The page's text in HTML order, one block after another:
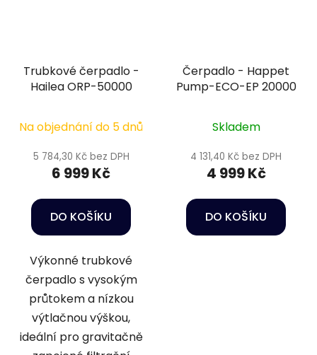
Trubkové čerpadlo -
Hailea ORP-50000
Na objednání do 5 dnů
5 784,30 Kč bez DPH
6 999 Kč
DO KOŠÍKU
Výkonné trubkové
čerpadlo s vysokým
průtokem a nízkou
výtlačnou výškou,
ideální pro gravitačně
Čerpadlo - Happet
Pump-ECO-EP 20000
Skladem
4 131,40 Kč bez DPH
4 999 Kč
DO KOŠÍKU